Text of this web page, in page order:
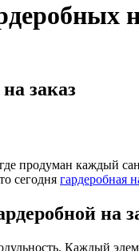
заказ
продуман каждый
сегодня гардеробная
на
Каждый